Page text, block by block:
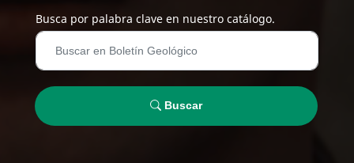
Busca por palabra clave en nuestro catálogo.
Buscar